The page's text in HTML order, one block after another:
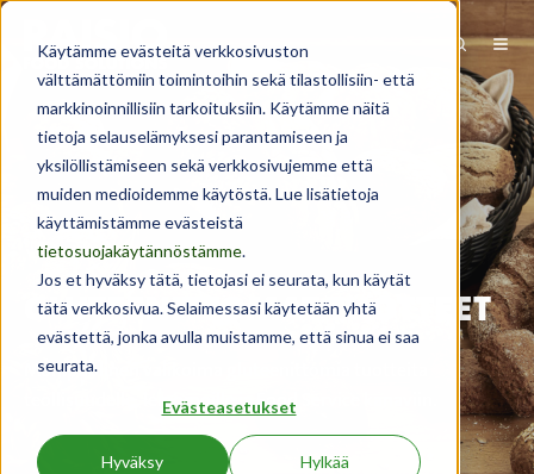
Käytämme evästeitä verkkosivuston
välttämättömiin toimintoihin sekä tilastollisiin- että
markkinoinnillisiin tarkoituksiin. Käytämme näitä
tietoja selauselämyksesi parantamiseen ja
yksilöllistämiseen sekä verkkosivujemme että
muiden medioidemme käytöstä. Lue lisätietoja
käyttämistämme evästeistä
tietosuojakäytännöstämme.
Jos et hyväksy tätä, tietojasi ei seurata, kun käytät
tätä verkkosivua. Selaimessasi käytetään yhtä
evästettä, jonka avulla muistamme, että sinua ei saa
seurata.
Evästeasetukset
Hyväksy Hylkää
GLUTEENITTOMAT TUOTTEET
Monipuolinen valikoima gluteenittomia tuotteita
teollisuudelle, leipomoille ja Food Service kanaviin.